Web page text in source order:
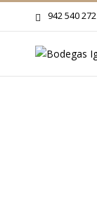
942 540 272